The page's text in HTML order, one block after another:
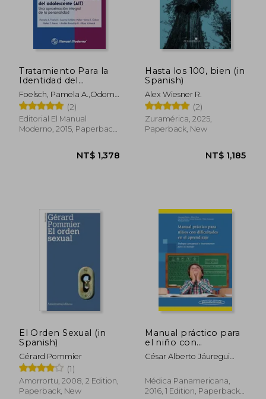
NT$ 820 NT$
Tratamiento Para la
Identidad del
Adolescente (Ait). Una
Aproximación
Integral de la
Personalidad
(Spanish Edition) (in
Foelsch, Pamela A.,Odom,
Anna E.,Schluter-Muller,
Susanne
(2)
Editorial El Manual
Moderno, 2015, Paperback,
Hasta los 100, bien (in
Spanish)
Alex Wiesner R.
(2)
Zuramérica, 2025,
Paperback, New
El Orden Sexual (in
Spanish)
Gérard Pommier
(1)
Amorrortu, 2008, 2 Edition,
Paperback, New
Manual práctico para
el niño con
dificultades en el
aprendizaje (in
César Alberto Jáuregui
Médica Panamericana,
2016, 1 Edition, Paperback,